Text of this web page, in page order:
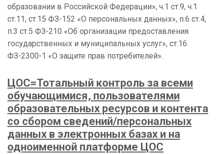
образовании в Российской Федерации», ч.1 ст.9, ч.1
ст.11, ст.15 ФЗ-152 «О персональных данных», п.6 ст.4,
п.3 ст.5 ФЗ-210 «Об организации предоставления
государственных и муниципальных услуг», ст.16
ФЗ-2300-1 «О защите прав потребителей».
ЦОС=Тотальный контроль за всеми
обучающимися, пользователями
образовательных ресурсов и контента
со сбором сведений/персональных
данных в электронных базах и на
одноименной платформе ЦОС